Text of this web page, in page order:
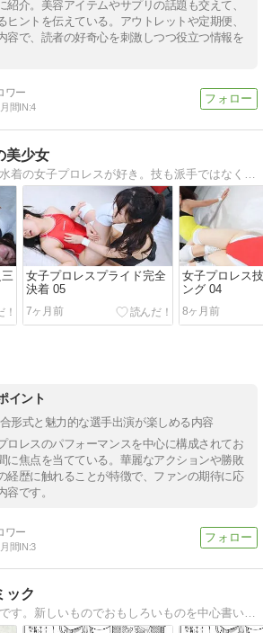
紹介。美容アイテムやサプリの話題も交えて、
ヒントを伝えている。アウトレットや定期便、
容で、読者の好奇心を刺激しつつ役立つ情報を
月間IN:4
美少女
女子プロレスプライド完全
決着 05
7ヶ月前
女子プロレス
ング 04
8ヶ月前
イント
形式と魅力的な選手出演が楽しめる内容
ロレスのパフォーマンスを中心に構成されてお
に焦点を当てている。華麗なアクションや勝敗
経歴に触れることが特徴で、ファンの期待に応
です。
月間IN:3
ック